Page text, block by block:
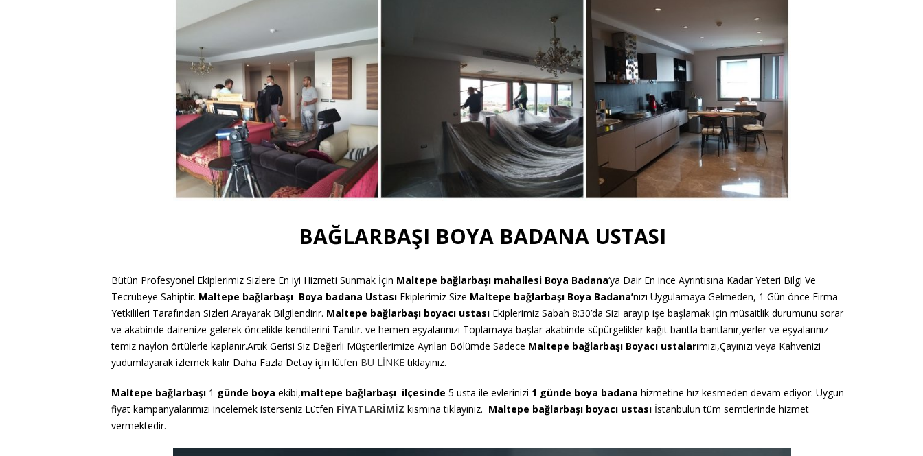
BAĞLARBAŞI BOYA BADANA USTASI
Bütün Profesyonel Ekiplerimiz Sizlere En iyi Hizmeti Sunmak İçin Maltepe bağlarbaşı mahallesi Boya Badana‘ya Dair En ince Ayrıntısına Kadar Yeteri Bilgi Ve
Tecrübeye Sahiptir. Maltepe bağlarbaşı Boya badana Ustası Ekiplerimiz Size Maltepe bağlarbaşı Boya Badana’nızı Uygulamaya Gelmeden, 1 Gün önce Firma
Yetkilileri Tarafından Sizleri Arayarak Bilgilendirir. Maltepe bağlarbaşı boyacı ustası Ekiplerimiz Sabah 8:30’da Sizi arayıp işe başlamak için müsaitlik durumunu sorar
ve akabinde dairenize gelerek öncelikle kendilerini Tanıtır. ve hemen eşyalarınızı Toplamaya başlar akabinde süpürgelikler kağıt bantla bantlanır,yerler ve eşyalarınız
temiz naylon örtülerle kaplanır.Artık Gerisi Siz Değerli Müşterilerimize Ayrılan Bölümde Sadece Maltepe bağlarbaşı Boyacı ustalarımızı,Çayınızı veya Kahvenizi
yudumlayarak izlemek kalır Daha Fazla Detay için lütfen BU LİNKEtıklayınız.
Maltepe bağlarbaşı 1 günde boya ekibi,maltepe bağlarbaşı ilçesinde 5 usta ile evlerinizi 1 günde boya badana hizmetine hız kesmeden devam ediyor. Uygun
fiyat kampanyalarımızı incelemek isterseniz Lütfen FİYATLARİMİZ kısmına tıklayınız. Maltepe bağlarbaşı boyacı ustası İstanbulun tüm semtlerinde hizmet
vermektedir.